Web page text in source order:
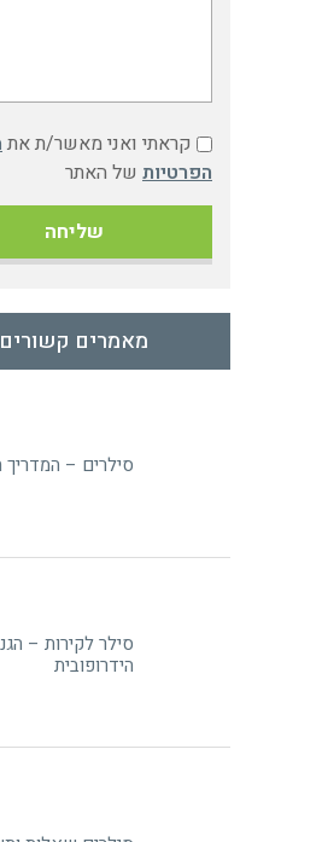
קראתי ואני מאשר/ת את
הפרטיות של האתר
מאמרים קשורים
סילרים –
סילר לקירות –
הידרופובית